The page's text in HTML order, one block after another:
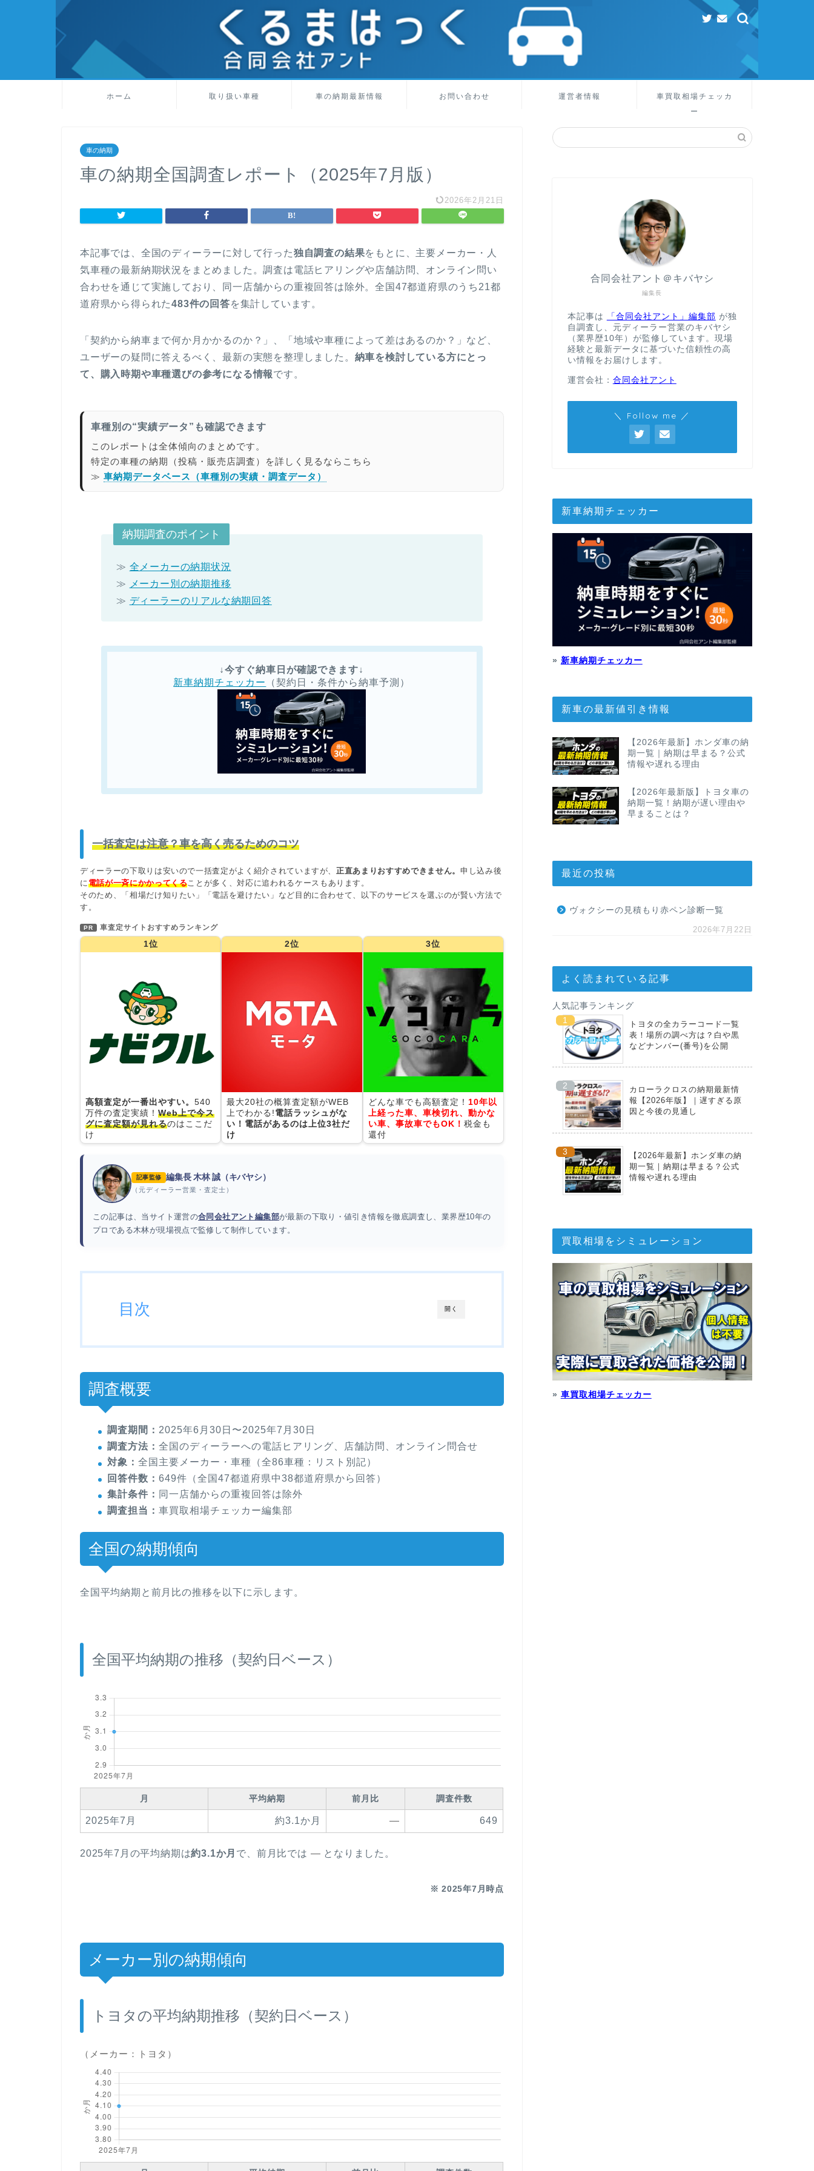
ホーム 取り扱い車種 車の納期最新情報 お問い合わせ 運営者情報
車買取相場チェッカ
ー
車の納期
車の納期全国調査レポート（2025年7月版）
2026年2月21日
本記事では、全国のディーラーに対して行った独自調査の結果をもとに、主要メーカー・人
気車種の最新納期状況をまとめました。調査は電話ヒアリングや店舗訪問、オンライン問い
合わせを通じて実施しており、同一店舗からの重複回答は除外。全国47都道府県のうち21都
道府県から得られた483件の回答を集計しています。
「契約から納車まで何か月かかるのか？」、「地域や車種によって差はあるのか？」など、
ユーザーの疑問に答えるべく、最新の実態を整理しました。 納車を検討している方にとっ
て、購入時期や車種選びの参考になる情報です。
車種別の“実績データ”も確認できます
このレポートは全体傾向のまとめです。
特定の車種の納期（投稿・販売店調査）を詳しく見るならこちら
≫ 車納期データベース（車種別の実績・調査データ）
納期調査のポイント
≫ 全メーカーの納期状況
≫
メーカー別の納期推移
≫ ディーラーのリアルな納期回答
↓今すぐ納車日が確認できます↓
新車納期チェッカー
（契約日・条件から納車予測）
一括査定は注意？車を高く売るためのコツ
ディーラーの下取りは安いので一括査定がよく紹介されていますが、正直あまりおすすめできません。 申し込み後
に 電話が一斉にかかってくる ことが多く、対応に追われるケースもあります。
そのため、「相場だけ知りたい」「電話を避けたい」など目的に合わせて、以下のサービスを選ぶのが賢い方法で
す。
PR 車査定サイトおすすめランキング
1位
高額査定が一番出やすい。 540
万件の査定実績！ Web上で今ス
グに査定額が見れるのはここだ
け
2位
最大20社の概算査定額がWEB
上でわかる!電話ラッシュがな
い！電話があるのは上位3社だ
け
3位
どんな車でも高額査定！ 10年以
上経った車、車検切れ、動かな
い車、事故車でもOK！ 税金も
還付
記事監修 編集長 木林 誠（キバヤシ）
（元ディーラー営業・査定士）
この記事は、当サイト運営の合同会社アント編集部が最新の下取り・値引き情報を徹底調査し、業界歴10年の
プロである木林が現場視点で監修して制作しています。
開く
目次
調査概要
調査期間： 2025年6月30日〜2025年7月30日
調査方法： 全国のディーラーへの電話ヒアリング、店舗訪問、オンライン問合せ
対象： 全国主要メーカー・車種（全86車種：リスト別記）
回答件数： 649件（全国47都道府県中38都道府県から回答）
集計条件： 同一店舗からの重複回答は除外
調査担当： 車買取相場チェッカー編集部
全国の納期傾向
全国平均納期と前月比の推移を以下に示します。
全国平均納期の推移（契約日ベース）
月 平均納期 前月比 調査件数
2025年7月 約3.1か月 — 649
2025年7月の平均納期は約3.1か月 で、前月比では — となりました。
※ 2025年7月時点
メーカー別の納期傾向
トヨタの平均納期推移（契約日ベース）
（メーカー：トヨタ）
編集長
合同会社アント＠キバヤシ
本記事は 「合同会社アント」編集部 が独
自調査し、元ディーラー営業のキバヤシ
（業界歴10年）が監修しています。現場
経験と最新データに基づいた信頼性の高
い情報をお届けします。
運営会社： 合同会社アント
＼ Follow me ／
新車納期チェッカー
» 新車納期チェッカー
新車の最新値引き情報
【2026年最新】ホンダ車の納
期一覧｜納期は早まる？公式
情報や遅れる理由
【2026年最新版】トヨタ車の
納期一覧！納期が遅い理由や
早まることは？
最近の投稿
ヴォクシーの見積もり赤ペン診断一覧
2026年7月22日
よく読まれている記事
人気記事ランキング
トヨタの全カラーコード一覧
表！場所の調べ方は？白や黒
などナンバー(番号)を公開
カローラクロスの納期最新情
報【2026年版】｜遅すぎる原
因と今後の見通し
【2026年最新】ホンダ車の納
期一覧｜納期は早まる？公式
情報や遅れる理由
買取相場をシミュレーション
» 車買取相場チェッカー